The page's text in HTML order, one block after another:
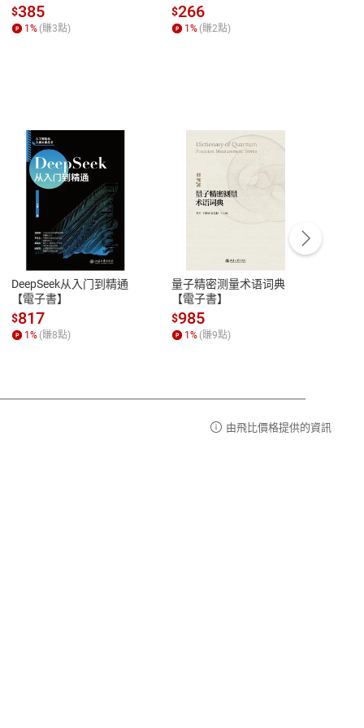
性
參
客服資訊
服務時間：週一到週五 10:00-12:00、
13:00-17:00 (國定假日及例假日休息)
客服電話：0080-1857077
場，看藝術如何誕生、如
何形塑人類生活【電子
書】
$385
1% (賺3點)
全球經濟和每個人的投資
【電子書】
$266
1% (賺2點)
DeepSeek从入门到精通
【電子書】
$817
1% (賺8點)
量子精密测量术语词典
【電子書】
$985
1% (賺9點)
由飛比價格提供的資訊